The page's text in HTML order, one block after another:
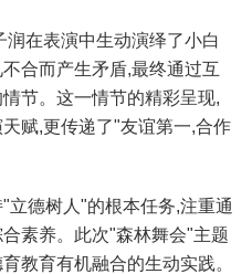
在表演中生动演绎了小白
合而产生矛盾,最终通过互
节。这一情节的精彩呈现,
赋,更传递了"友谊第一,合作
立德树人"的根本任务,注重通
素养。此次"森林舞会"主题
教育有机融合的生动实践。